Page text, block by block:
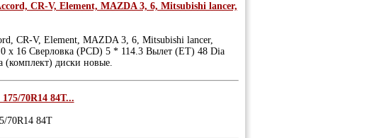
CR-V, Element, MAZDA 3, 6, Mitsubishi lancer,
CR-V, Element, MAZDA 3, 6, Mitsubishi lancer,
x 16 Сверловка (PCD) 5 * 114.3 Вылет (ET) 48 Dia
(комплект) диски новые.
70R14 84T...
70R14 84T